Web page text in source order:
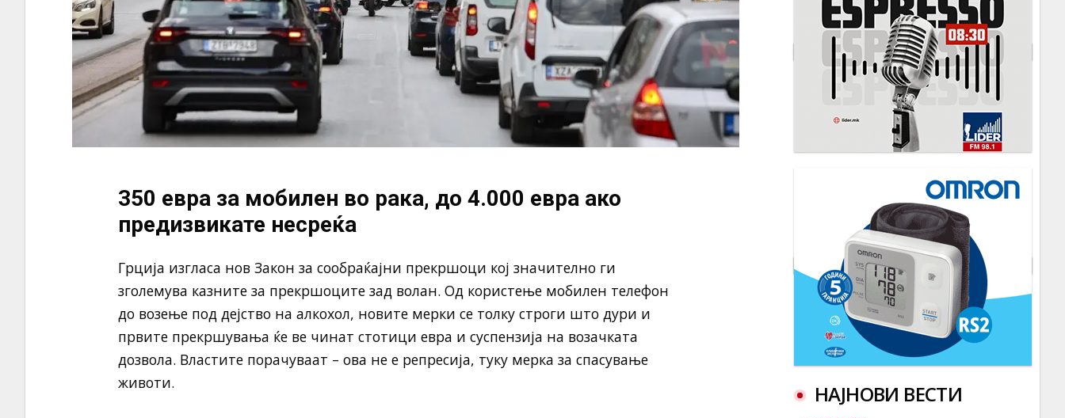
350 евра за мобилен во рака, до 4.000 евра ако
предизвикате несреќа
Грција изгласа нов Закон за сообраќајни прекршоци кој значително ги
зголемува казните за прекршоците зад волан. Од користење мобилен телефон
до возење под дејство на алкохол, новите мерки се толку строги што дури и
првите прекршувања ќе ве чинат стотици евра и суспензија на возачката
дозвола. Властите порачуваат – ова не е репресија, туку мерка за спасување
животи.
НАЈНОВИ ВЕСТИ